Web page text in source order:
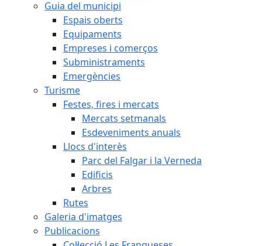
Guia del municipi
Espais oberts
Equipaments
Empreses i comerços
Subministraments
Emergències
Turisme
Festes, fires i mercats
Mercats setmanals
Esdeveniments anuals
Llocs d'interès
Parc del Falgar i la Verneda
Edificis
Arbres
Rutes
Galeria d'imatges
Publicacions